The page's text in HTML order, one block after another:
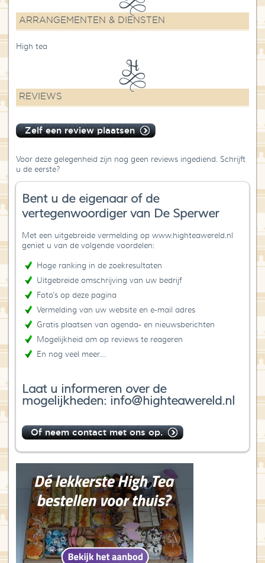
ARRANGEMENTEN & DIENSTEN
High tea
REVIEWS
Zelf een review plaatsen
Voor deze gelegenheid zijn nog geen reviews ingediend. Schrijft
u de eerste?
Bent u de eigenaar of de
vertegenwoordiger van De Sperwer
Met een uitgebreide vermelding op www.highteawereld.nl
geniet u van de volgende voordelen:
Hoge ranking in de zoekresultaten
Uitgebreide omschrijving van uw bedrijf
Foto’s op deze pagina
Vermelding van uw website en e-mail adres
Gratis plaatsen van agenda- en nieuwsberichten
Mogelijkheid om op reviews te reageren
En nog veel meer…
Laat u informeren over de
mogelijkheden: info@highteawereld.nl
Of neem contact met ons op.